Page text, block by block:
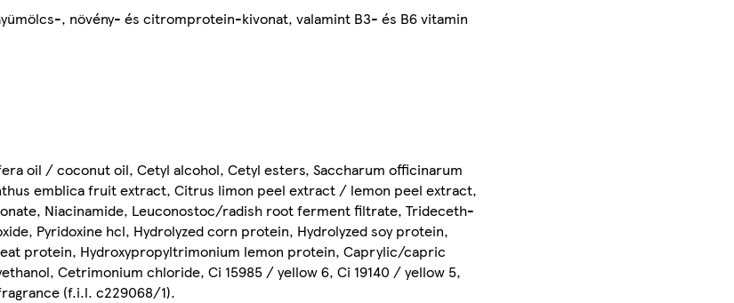
, növény- és citromprotein-kivonat, valamint B3- és B6 vitamin
oil / coconut oil, Cetyl alcohol, Cetyl esters, Saccharum officinarum
emblica fruit extract, Citrus limon peel extract / lemon peel extract,
Niacinamide, Leuconostoc/radish root ferment filtrate, Trideceth-
Pyridoxine hcl, Hydrolyzed corn protein, Hydrolyzed soy protein,
protein, Hydroxypropyltrimonium lemon protein, Caprylic/capric
Cetrimonium chloride, Ci 15985 / yellow 6, Ci 19140 / yellow 5,
(f.i.l. c229068/1).